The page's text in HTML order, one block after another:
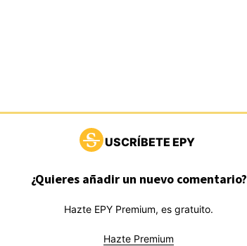
USCRÍBETE EPY
¿Quieres añadir un nuevo comentario?
Hazte EPY Premium, es gratuito.
Hazte Premium